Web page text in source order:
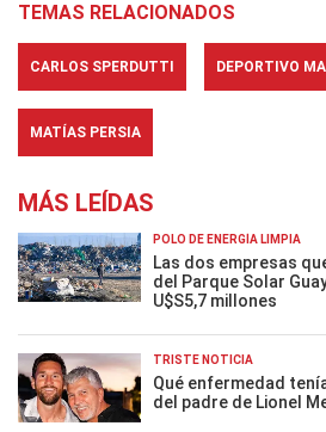
TEMAS RELACIONADOS
CARLOS SPERDUTTI DEPORTIVO
MATÍAS PERSIA
MÁS LEÍDAS
POLO DE ENERGÍA LIMPIA
Las dos empresas
del Parque Solar
U$S5,7 millones
TRISTE NOTICIA
Qué enfermedad
del padre de Lionel